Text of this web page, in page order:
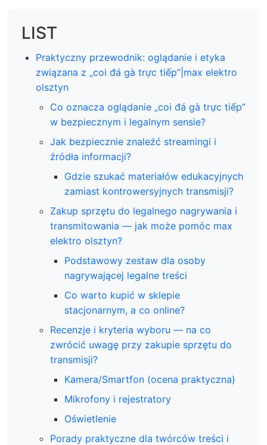
LIST
Praktyczny przewodnik: oglądanie i etyka
związana z „coi đá gà trực tiếp”|max elektro
olsztyn
Co oznacza oglądanie „coi đá gà trực tiếp”
w bezpiecznym i legalnym sensie?
Jak bezpiecznie znaleźć streamingi i
źródła informacji?
Gdzie szukać materiałów edukacyjnych
zamiast kontrowersyjnych transmisji?
Zakup sprzętu do legalnego nagrywania i
transmitowania — jak może pomóc max
elektro olsztyn?
Podstawowy zestaw dla osoby
nagrywającej legalne treści
Co warto kupić w sklepie
stacjonarnym, a co online?
Recenzje i kryteria wyboru — na co
zwrócić uwagę przy zakupie sprzętu do
transmisji?
Kamera/Smartfon (ocena praktyczna)
Mikrofony i rejestratory
Oświetlenie
Porady praktyczne dla twórców treści i